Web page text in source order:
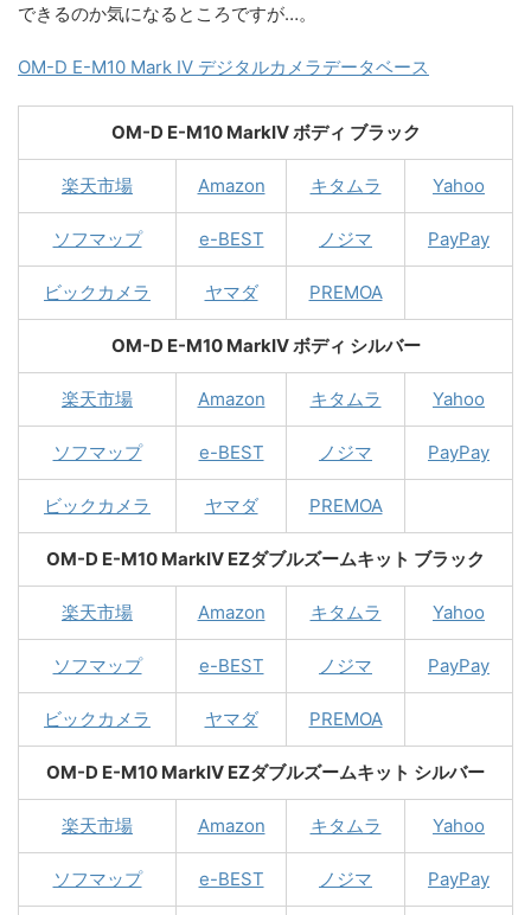
できるのか気になるところですが…。
OM-D E-M10 Mark IV デジタルカメラデータベース
OM-D E-M10 MarkIV ボディ ブラック
楽天市場 Amazon キタムラ Yahoo
ソフマップ e-BEST ノジマ PayPay
ビックカメラ ヤマダ PREMOA
OM-D E-M10 MarkIV ボディ シルバー
楽天市場 Amazon キタムラ Yahoo
ソフマップ e-BEST ノジマ PayPay
ビックカメラ ヤマダ PREMOA
OM-D E-M10 MarkIV EZダブルズームキット ブラック
楽天市場 Amazon キタムラ Yahoo
ソフマップ e-BEST ノジマ PayPay
ビックカメラ ヤマダ PREMOA
OM-D E-M10 MarkIV EZダブルズームキット シルバー
楽天市場 Amazon キタムラ Yahoo
ソフマップ e-BEST ノジマ PayPay